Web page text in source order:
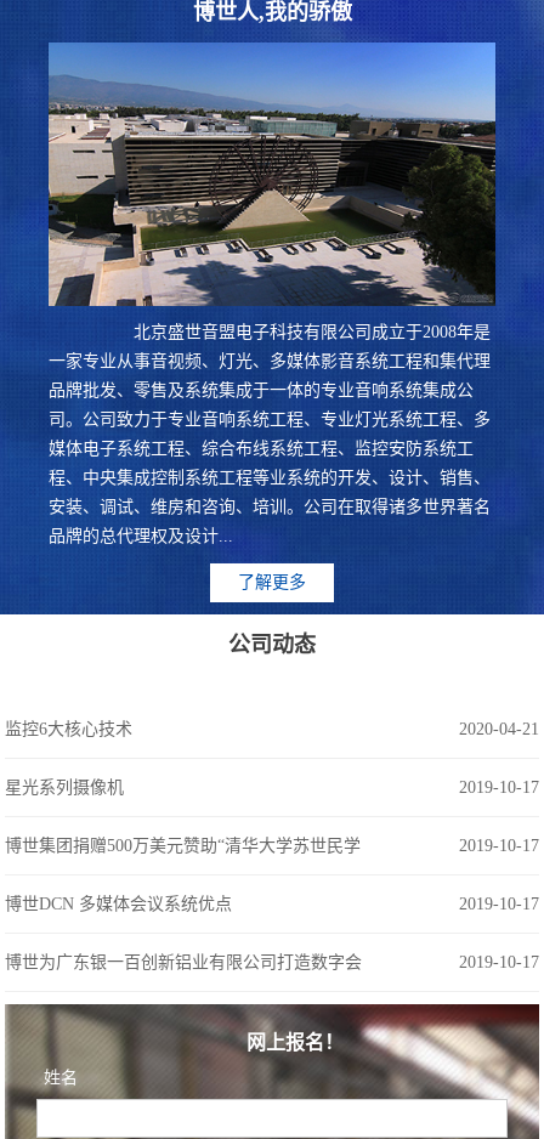
博世人,我的骄傲
北京盛世音盟电子科技有限公司成立于2008年是
一家专业从事音视频、灯光、多媒体影音系统工程和集代理
品牌批发、零售及系统集成于一体的专业音响系统集成公
司。公司致力于专业音响系统工程、专业灯光系统工程、多
媒体电子系统工程、综合布线系统工程、监控安防系统工
程、中央集成控制系统工程等业系统的开发、设计、销售、
安装、调试、维房和咨询、培训。公司在取得诸多世界著名
品牌的总代理权及设计...
了解更多
公司动态
2020-04-21
监控6大核心技术
2019-10-17
星光系列摄像机
2019-10-17
博世集团捐赠500万美元赞助“清华大学苏世民学
2019-10-17
博世DCN 多媒体会议系统优点
2019-10-17
博世为广东银一百创新铝业有限公司打造数字会
网上报名！
姓名